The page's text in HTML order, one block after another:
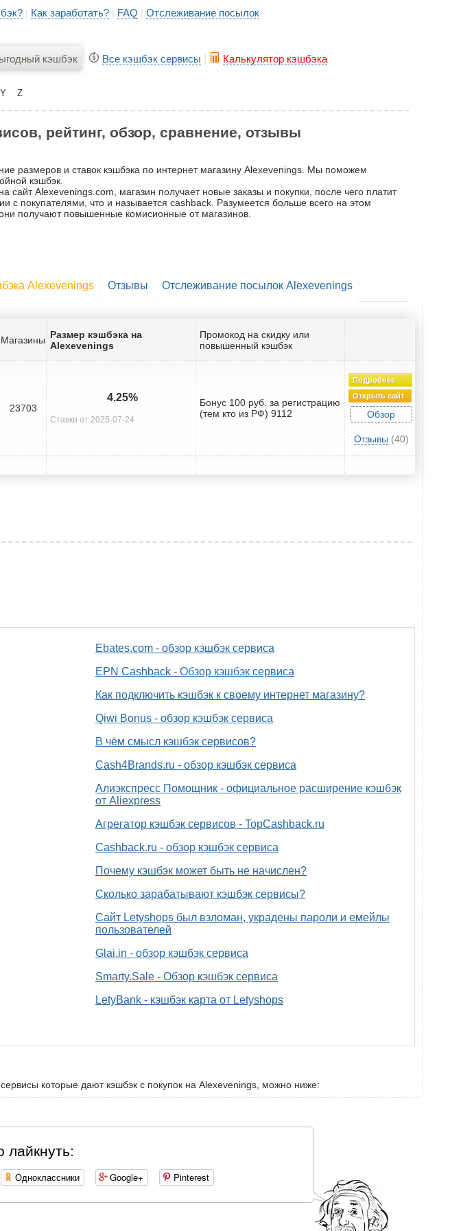
| Как заработать? | FAQ | Отслеживание посылок
Все кэшбэк сервисы Калькулятор кэшбэка
Y Z
рейтинг, обзор, сравнение, отзывы
размеров и ставок кэшбэка по интернет магазину Alexevenings. Мы поможем
кэшбэк.
сайт Alexevenings.com, магазин получает новые заказы и покупки, после чего платит
с покупателями, что и называется cashback. Разумеется больше всего на этом
получают повышенные комисионные от магазинов.
Alexevenings Отзывы Отслеживание посылок Alexevenings
Магазины Размер кэшбэка на
Alexevenings
Промокод на скидку или
повышенный кэшбэк
23703
4.25%
Ставки от 2025-07-24
Бонус 100 руб. за регистрацию
(тем кто из РФ) 9112
Подробнее
Открыть сайт
Обзор
Отзывы (40)
Ebates.com - обзор кэшбэк сервиса
EPN Cashback - Обзор кэшбэк сервиса
Как подключить кэшбэк к своему интернет магазину?
Qiwi Bonus - обзор кэшбэк сервиса
В чём смысл кэшбэк сервисов?
Cash4Brands.ru - обзор кэшбэк сервиса
Алиэкспресс Помощник - официальное расширение кэшбэк
от Aliexpress
Агрегатор кэшбэк сервисов - TopCashback.ru
Cashback.ru - обзор кэшбэк сервиса
Почему кэшбэк может быть не начислен?
Сколько зарабатывают кэшбэк сервисы?
Сайт Letyshops был взломан, украдены пароли и емейлы
пользователей
Glai.in - обзор кэшбэк сервиса
Smarty.Sale - Обзор кэшбэк сервиса
LetyBank - кэшбэк карта от Letyshops
которые дают кэшбэк с покупок на Alexevenings, можно ниже:
лайкнуть:
Одноклассники Google+ Pinterest